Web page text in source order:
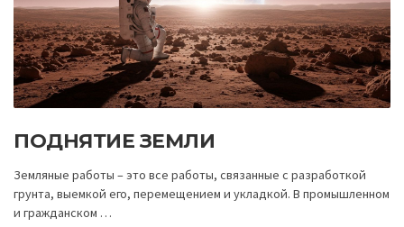
ПОДНЯТИЕ ЗЕМЛИ
Земляные работы – это все работы, связанные с разработкой
грунта, выемкой его, перемещением и укладкой. В промышленном
и гражданском …